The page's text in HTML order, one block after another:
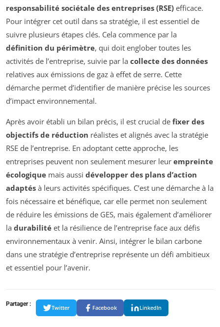
responsabilité sociétale des entreprises (RSE) efficace.
Pour intégrer cet outil dans sa stratégie, il est essentiel de
suivre plusieurs étapes clés. Cela commence par la
définition du périmètre, qui doit englober toutes les
activités de l’entreprise, suivie par la collecte des données
relatives aux émissions de gaz à effet de serre. Cette
démarche permet d’identifier de manière précise les sources
d’impact environnemental.
Après avoir établi un bilan précis, il est crucial de fixer des
objectifs de réduction réalistes et alignés avec la stratégie
RSE de l’entreprise. En adoptant cette approche, les
entreprises peuvent non seulement mesurer leur empreinte
écologique mais aussi développer des plans d’action
adaptés à leurs activités spécifiques. C’est une démarche à la
fois nécessaire et bénéfique, car elle permet non seulement
de réduire les émissions de GES, mais également d’améliorer
la durabilité et la résilience de l’entreprise face aux défis
environnementaux à venir. Ainsi, intégrer le bilan carbone
dans une stratégie d’entreprise représente un défi ambitieux
et essentiel pour l’avenir.
Partager :
Twitter Facebook LinkedIn